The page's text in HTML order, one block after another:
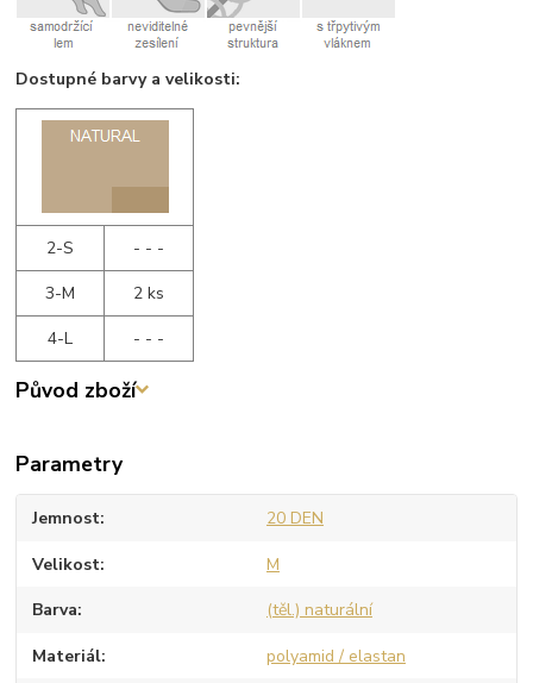
Dostupné barvy a velikosti:
2-S
- - -
3-M
2 ks
4-L
- - -
Původ zboží
Parametry
Jemnost 20 DEN
Velikost M
Barva (těl.) naturální
Materiál polyamid / elastan